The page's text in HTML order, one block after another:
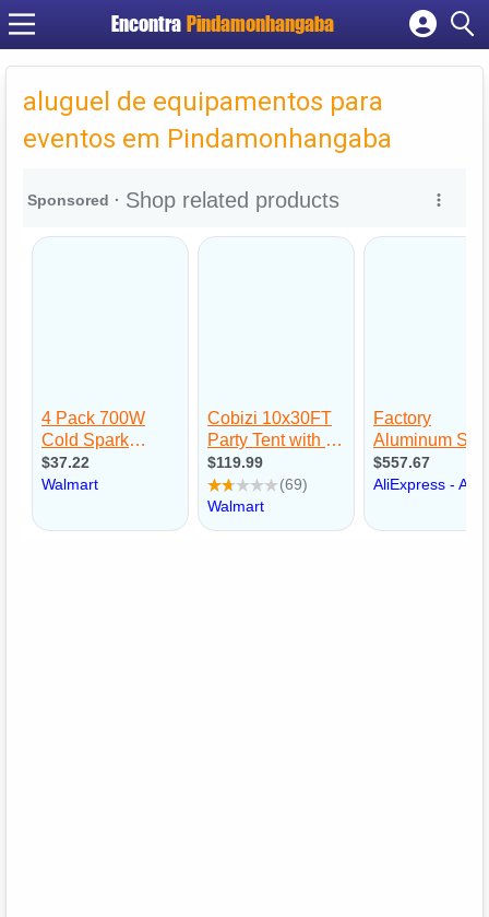
Encontra Pindamonhangaba
Cadastrar empresa
Criar conta
aluguel de equipamentos para
eventos em Pindamonhangaba